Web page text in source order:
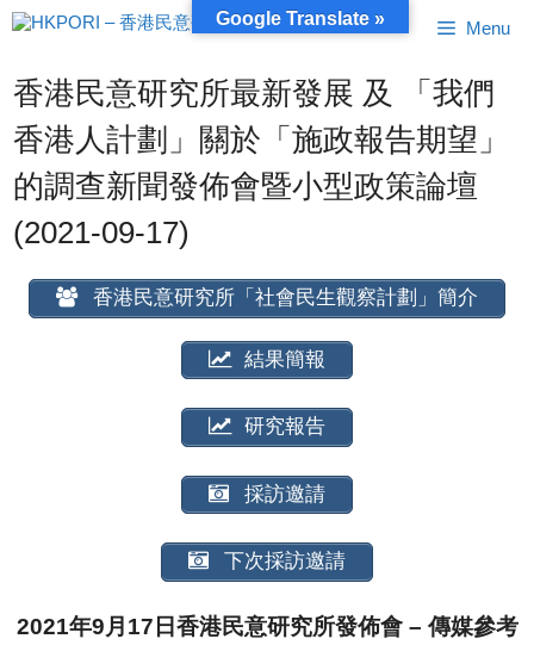
跳
至
容
Menu
香港民意研究所最新發展 及 「我們
香港人計劃」關於「施政報告期望」
的調查新聞發佈會暨小型政策論壇
(2021-09-17)
香港民意研究所「社會民生觀察計劃」簡介
結果簡報
研究報告
採訪邀請
下次採訪邀請
2021年9月17日香港民意研究所發佈會 – 傳媒參考
Google Translate »